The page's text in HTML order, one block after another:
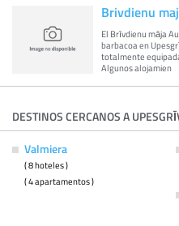
Brivdienu
El Brīvdienu māja
barbacoa en
totalmente
Algunos alojamien
DESTINOS CERCANOS A
Valmiera
( 8 hoteles )
( 4 apartamentos )